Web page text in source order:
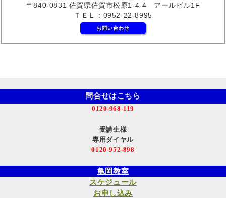
〒840-0831 佐賀県佐賀市松原1-4-4 アールビル1F
ＴＥＬ：0952-22-8995
お問い合わせ
問合せはこちら
0120-968-119
受講生様
専用ダイヤル
0120-952-898
亀岡教室
スケジュール
お申し込み